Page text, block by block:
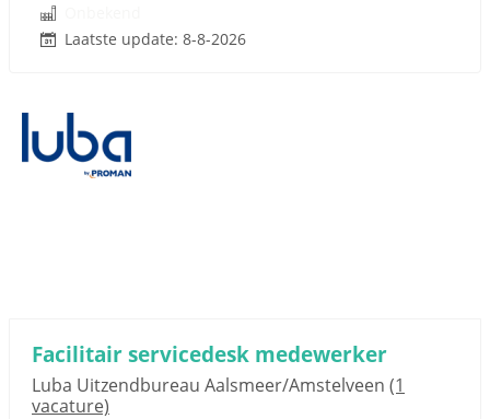
Laatste update: 8-8-2026
Facilitair servicedesk medewerker
Luba Uitzendbureau Aalsmeer/Amstelveen (1
vacature)